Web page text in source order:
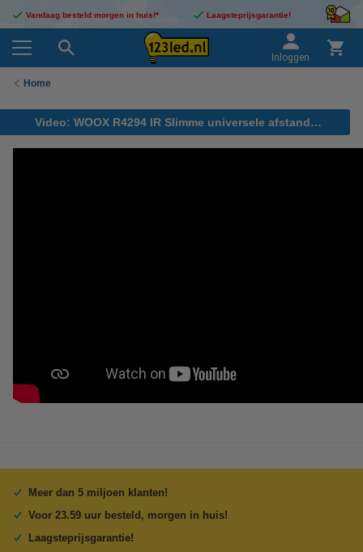
Vandaag besteld morgen in huis!* Laagsteprijsgarantie!
Inloggen
Home
Video: WOOX R4294 IR Slimme universele afstandsbediening
Meer dan 5 miljoen klanten!
Voor 23.59 uur besteld, morgen in huis!
Laagsteprijsgarantie!